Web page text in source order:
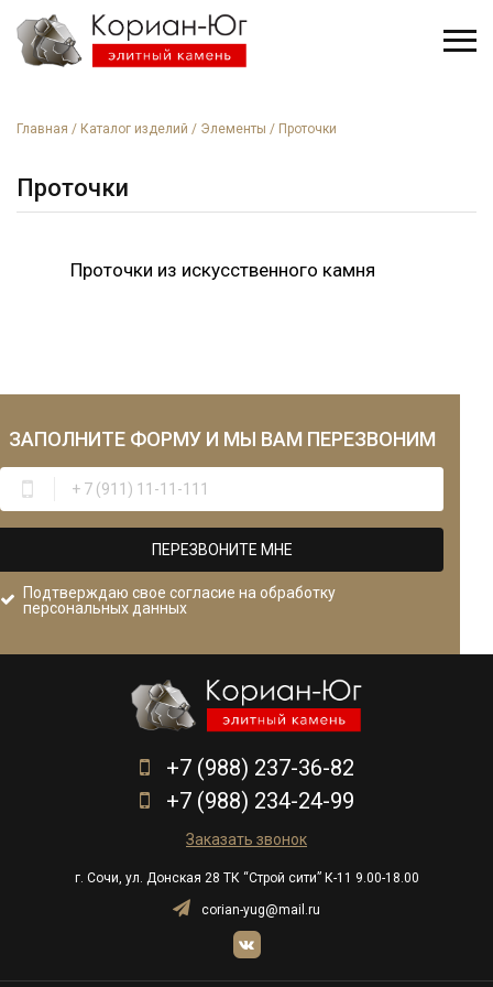
Главная / Каталог изделий / Элементы / Проточки
Проточки
Проточки из искусственного камня
ЗАПОЛНИТЕ ФОРМУИ МЫ ВАМ ПЕРЕЗВОНИМ
ПЕРЕЗВОНИТЕ МНЕ
Подтверждаю свое согласие на обработку
персональных данных
+7 (988) 237-36-82
+7 (988) 234-24-99
Заказать звонок
г. Сочи, ул. Донская 28 ТК “Строй сити” К-11 9.00-18.00
corian-yug@mail.ru